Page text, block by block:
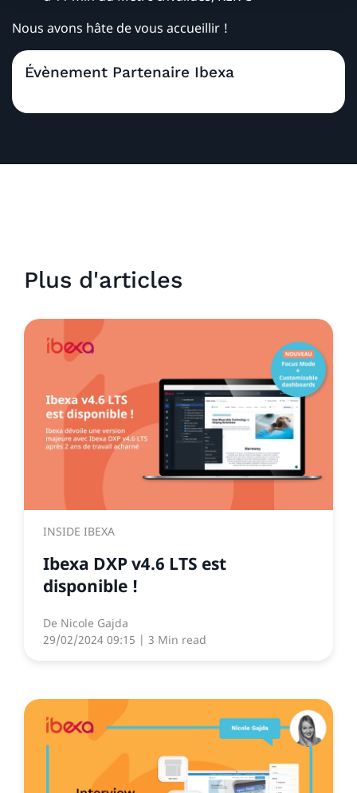
Nous avons hâte de vous accueillir !
Évènement Partenaire Ibexa
Plus d'articles
INSIDE IBEXA
Ibexa DXP v4.6 LTS est
disponible !
De Nicole Gajda
29/02/2024 09:15 | 3 Min read